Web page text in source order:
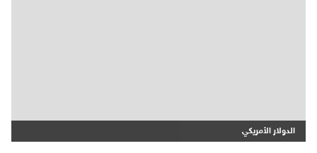
الدولار الأمريكي